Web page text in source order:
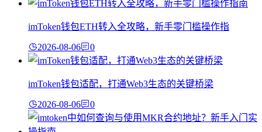
imToken钱包ETH转入全攻略，新手零门槛操作指
2026-08-06 0
imToken钱包适配，打通Web3生态的关键桥梁
2026-08-06 0